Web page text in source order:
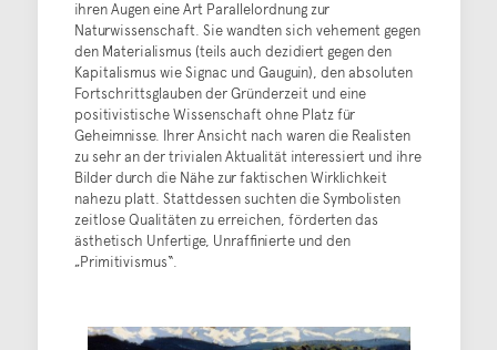
ihren Augen eine Art Parallelordnung zur
Naturwissenschaft. Sie wandten sich vehement gegen
den Materialismus (teils auch dezidiert gegen den
Kapitalismus wie Signac und Gauguin), den absoluten
Fortschrittsglauben der Gründerzeit und eine
positivistische Wissenschaft ohne Platz für
Geheimnisse. Ihrer Ansicht nach waren die Realisten
zu sehr an der trivialen Aktualität interessiert und ihre
Bilder durch die Nähe zur faktischen Wirklichkeit
nahezu platt. Stattdessen suchten die Symbolisten
zeitlose Qualitäten zu erreichen, förderten das
ästhetisch Unfertige, Unraffinierte und den
„Primitivismus“.